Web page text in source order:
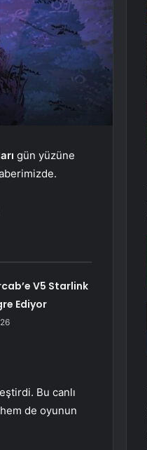
gün yüzüne
V5 Starlink
Ediyor
Bu canlı
de oyunun